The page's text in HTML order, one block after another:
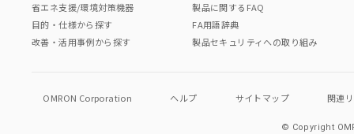
省エネ支援/環境対策機器
目的・仕様から探す
改善・活用事例から探す
製品に関するFAQ
FA用語辞典
製品セキュリティへの取り組み
OMRON Corporation ヘルプ サイトマップ 関連
© Copyright